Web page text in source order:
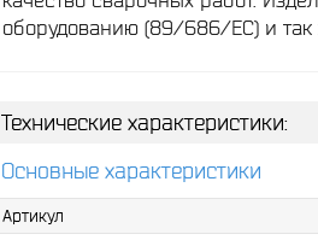
оборудованию (89/686/EC) и
Технические характеристики:
Основные характеристики
Артикул